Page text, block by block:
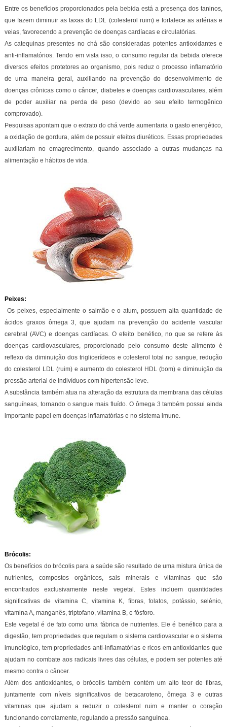
Entre os benefícios proporcionados pela bebida está a presença dos taninos,
que fazem diminuir as taxas do LDL (colesterol ruim) e fortalece as artérias e
veias, favorecendo a prevenção de doenças cardíacas e circulatórias.
As catequinas presentes no chá são consideradas potentes antioxidantes e
anti-inflamatórios. Tendo em vista isso, o consumo regular da bebida oferece
diversos efeitos protetores ao organismo, pois reduz o processo inflamatório
de uma maneira geral, auxiliando na prevenção do desenvolvimento de
doenças crônicas como o câncer, diabetes e doenças cardiovasculares, além
de poder auxiliar na perda de peso (devido ao seu efeito termogênico
comprovado).
Pesquisas apontam que o extrato do chá verde aumentaria o gasto energético,
a oxidação de gordura, além de possuir efeitos diuréticos. Essas propriedades
auxiliariam no emagrecimento, quando associado a outras mudanças na
alimentação e hábitos de vida.
Peixes:
Os peixes, especialmente o salmão e o atum, possuem alta quantidade de
ácidos graxos ômega 3, que ajudam na prevenção do acidente vascular
cerebral (AVC) e doenças cardíacas. O efeito benéfico, no que se refere às
doenças cardiovasculares, proporcionado pelo consumo deste alimento é
reflexo da diminuição dos triglicerídeos e colesterol total no sangue, redução
do colesterol LDL (ruim) e aumento do colesterol HDL (bom) e diminuição da
pressão arterial de indivíduos com hipertensão leve.
A substância também atua na alteração da estrutura da membrana das células
sanguíneas, tornando o sangue mais fluído. O ômega 3 também possui ainda
importante papel em doenças inflamatórias e no sistema imune.
Brócolis:
Os benefícios do brócolis para a saúde são resultado de uma mistura única de
nutrientes, compostos orgânicos, sais minerais e vitaminas que são
encontrados exclusivamente neste vegetal. Estes incluem quantidades
significativas de vitamina C, vitamina K, fibras, folatos, potássio, selénio,
vitamina A, manganês, triptofano, vitamina B, e fósforo.
Este vegetal é de fato como uma fábrica de nutrientes. Ele é benéfico para a
digestão, tem propriedades que regulam o sistema cardiovascular e o sistema
imunológico, tem propriedades anti-inflamatórias e ricos em antioxidantes que
ajudam no combate aos radicais livres das células, e podem ser potentes até
mesmo contra o câncer.
Além dos antioxidantes, o brócolis também contém um alto teor de fibras,
juntamente com níveis significativos de betacaroteno, ômega 3 e outras
vitaminas que ajudam a reduzir o colesterol ruim e manter o coração
funcionando corretamente, regulando a pressão sanguínea.